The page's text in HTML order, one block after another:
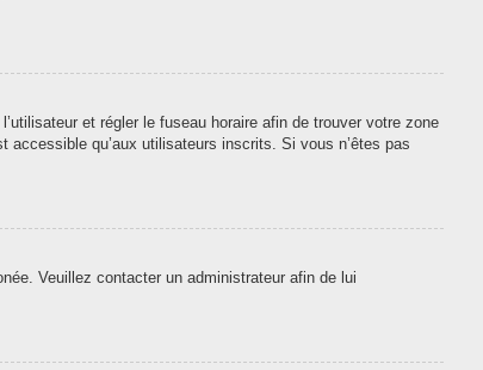
et régler le fuseau horaire afin de trouver votre zone
qu’aux utilisateurs inscrits. Si vous n’êtes pas
Veuillez contacter un administrateur afin de lui